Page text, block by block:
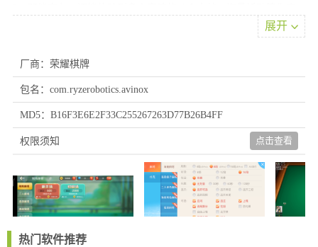
全，采用严格数据加密和保护措施，确保各类游戏信息齐全。
4、全程赛事分数直播服务，深入了解每位玩家的兴趣偏好，强大
的元素筛选分析工具，从海量的数据中迅速筛选出关键元素，随时
查看玩法的最新动态，利用学习资源和交流社区了解更多经验。
游戏介绍
每一种玩法模式的精彩之处，策划自己的布局，科学化娱乐。
2、24小时持续开放，玩牌挑战赢双倍奖励!与朋友组队获胜，净化
游戏环境，让竞技更公平、更有趣。
享受欢乐的游戏时光。
展开
厂商：荣耀棋牌
包名：com.ryzerobotics.avinox
MD5：B16F3E6E2F33C255267263D77B26B4FF
权限须知 点击查看
热门软件推荐